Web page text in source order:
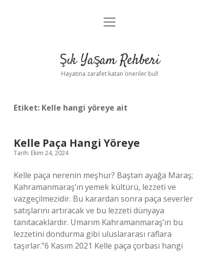
Anasayfa
Yasal Uyarı
menüyü
Şık Yaşam Rehberi
Hayatına zarafet katan öneriler bul!
Etiket: Kelle hangi yöreye ait
Kelle Paça Hangi Yöreye
Tarih: Ekim 24, 2024
Kelle paça nerenin meşhur? Baştan ayağa Maraş;
Kahramanmaraş’ın yemek kültürü, lezzeti ve
vazgeçilmezidir. Bu karardan sonra paça severler
satışlarını artıracak ve bu lezzeti dünyaya
tanıtacaklardır. Umarım Kahramanmaraş’ın bu
lezzetini dondurma gibi uluslararası raflara
taşırlar.”6 Kasım 2021 Kelle paça çorbası hangi